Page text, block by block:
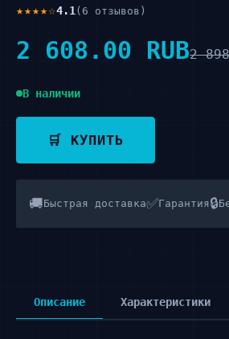
★★★★☆4.1 (6 отзывов)
2 608.00 RUB2
В наличии
🛒 КУПИТЬ
🚚Быстрая доставка✅Гарантия🔒
Описание Характеристики